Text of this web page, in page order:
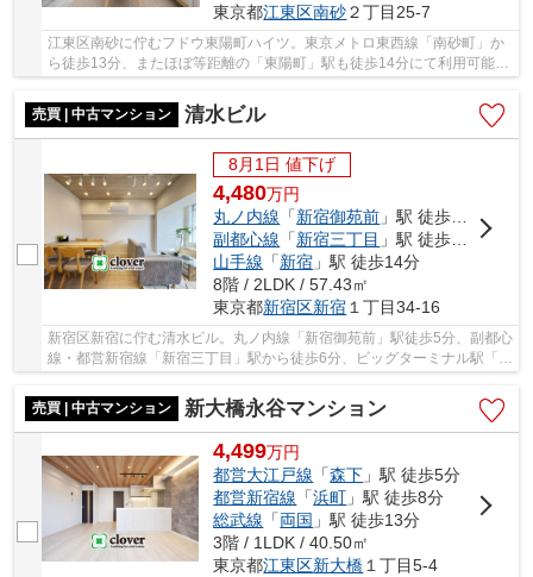
東京都江東区南砂２丁目25-7
江東区南砂に佇むフドウ東陽町ハイツ。東京メトロ東西線「南砂町」か
ら徒歩13分、またほぼ等距離の「東陽町」駅も徒歩14分にて利用可能で
す。周囲は公園の緑が多いエリアのため落ち着...
売買 | 中古マンション
清水ビル
8月1日 値下げ
4,480万円
丸ノ内線 「新宿御苑前 」駅 徒歩5分
副都心線 「新宿三丁目 」駅 徒歩6分
山手線 「新宿 」駅 徒歩14分
8階 / 2LDK / 57.43㎡
東京都新宿区新宿 １丁目34-16
新宿区新宿に佇む清水ビル。丸ノ内線「新宿御苑前」駅徒歩5分、副都心
線・都営新宿線「新宿三丁目」駅から徒歩6分、ビッグターミナル駅「新
宿」まで徒歩14分。新宿御苑まで徒歩7分で都...
売買 | 中古マンション
新大橋永谷マンション
4,499万円
都営大江戸線 「森下 」駅 徒歩5分
都営新宿線 「浜町 」駅 徒歩8分
総武線 「両国 」駅 徒歩13分
3階 / 1LDK / 40.50㎡
東京都江東区新大橋１丁目5-4